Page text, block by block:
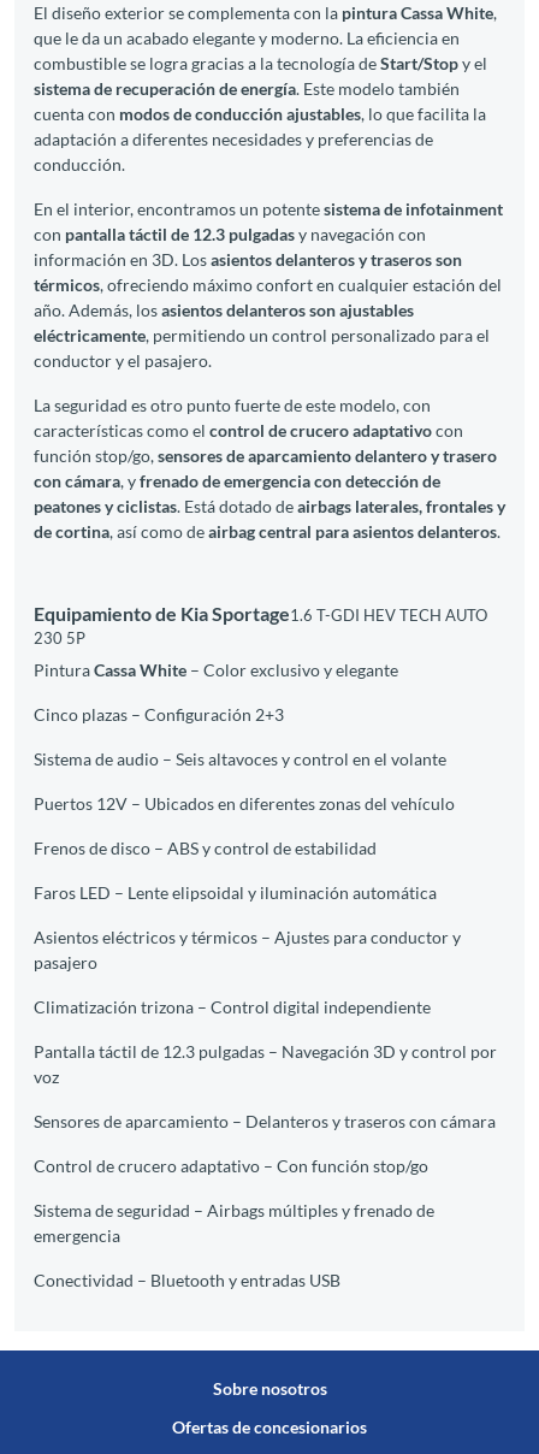
El diseño exterior se complementa con la pintura Cassa White,
que le da un acabado elegante y moderno. La eficiencia en
combustible se logra gracias a la tecnología deStart/Stopy el
sistema de recuperación de energía. Este modelo también
cuenta con modos de conducción ajustables, lo que facilita la
adaptación a diferentes necesidades y preferencias de
conducción.
En el interior, encontramos un potentesistema de infotainment
con pantalla táctil de 12.3 pulgadasy navegación con
información en 3D. Losasientos delanteros y traseros son
térmicos, ofreciendo máximo confort en cualquier estación del
año. Además, losasientos delanteros son ajustables
eléctricamente, permitiendo un control personalizado para el
conductor y el pasajero.
La seguridad es otro punto fuerte de este modelo, con
características como el control de crucero adaptativocon
función stop/go,sensores de aparcamiento delantero y trasero
con cámara, yfrenado de emergencia con detección de
peatones y ciclistas. Está dotado deairbags laterales, frontales y
de cortina, así como deairbag central para asientos delanteros.
Equipamiento de Kia Sportage1.6 T-GDI HEV TECH AUTO
230 5P
PinturaCassa White – Color exclusivo y elegante
Cinco plazas – Configuración 2+3
Sistema de audio – Seis altavoces y control en el volante
Puertos 12V – Ubicados en diferentes zonas del vehículo
Frenos de disco – ABS y control de estabilidad
Faros LED – Lente elipsoidal y iluminación automática
Asientos eléctricos y térmicos – Ajustes para conductor y
pasajero
Climatización trizona – Control digital independiente
Pantalla táctil de 12.3 pulgadas – Navegación 3D y control por
voz
Sensores de aparcamiento – Delanteros y traseros con cámara
Control de crucero adaptativo – Con función stop/go
Sistema de seguridad – Airbags múltiples y frenado de
emergencia
Conectividad – Bluetooth y entradas USB
Sobre nosotros
Ofertas de concesionarios